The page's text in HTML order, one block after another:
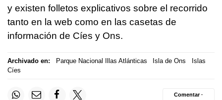
y existen folletos explicativos sobre el recorrido
tanto en la web como en las casetas de
información de Cíes y Ons.
Archivado en: Parque Nacional Illas Atlánticas Isla de Ons
Islas
Cíes
Comentar ·